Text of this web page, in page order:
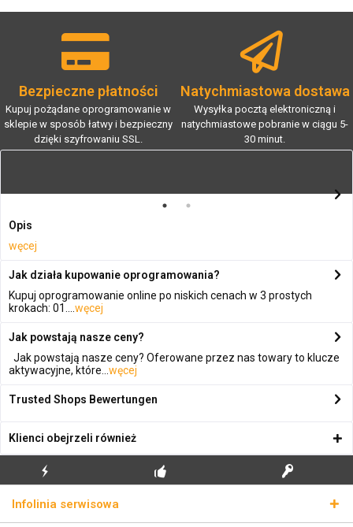
Bezpieczne płatności
Kupuj pożądane oprogramowanie w
sklepie w sposób łatwy i bezpieczny
dzięki szyfrowaniu SSL.
Natychmiastowa dostawa
Wysyłka pocztą elektroniczną i
natychmiastowe pobranie w ciągu 5-
30 minut.
Opis
węcej
Jak działa kupowanie oprogramowania?
Kupuj oprogramowanie online po niskich cenach w 3 prostych
krokach: 01.... węcej
Jak powstają nasze ceny?
Jak powstają nasze ceny? Oferowane przez nas towary to klucze
aktywacyjne, które... węcej
Trusted Shops Bewertungen
Klienci obejrzeli również
WYSYŁKA
Infolinia serwisowa